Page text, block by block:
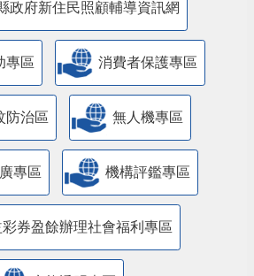
政府新住民照顧輔導資訊網
專區 消費者保護專區
防治區 無人機專區
專區 機構評鑑專區
彩券盈餘辦理社會福利專區